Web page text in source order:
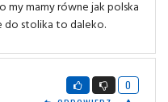
my mamy równe jak polska
do stolika to daleko.
0